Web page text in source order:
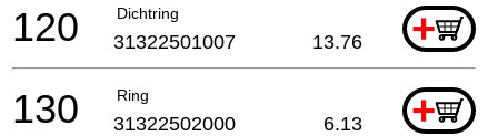
Dichtring +
120 31322501007 13.76
Ring +
130 31322502000 6.13